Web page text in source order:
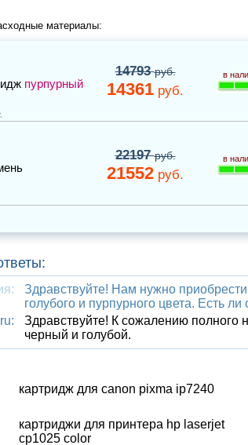
материалы:
пурпурный
14793руб.
14361 руб.
в
22197руб.
21552 руб.
в
Здравствуйте! Нам нужно
голубого и пурпурного цвета. Есть
Здравствуйте! К сожалению полного
черный и голубой.
картридж для canon pixma ip7240
картриджи для принтера hp laserjet
cp1025 color